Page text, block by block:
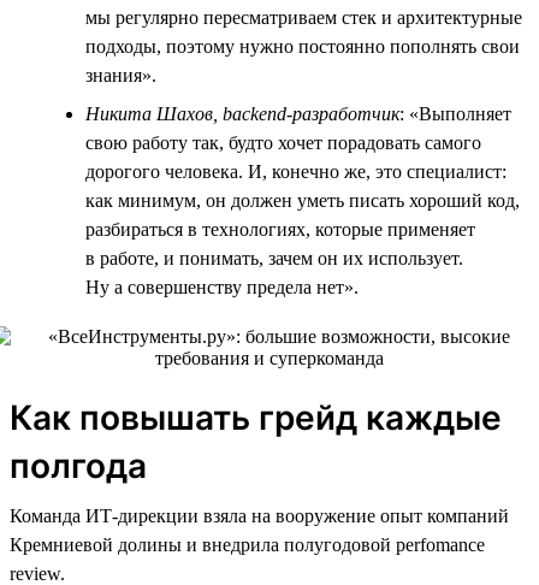
мы регулярно пересматриваем стек и архитектурные
подходы, поэтому нужно постоянно пополнять свои
знания».
Никита Шахов, backend-разработчик: «Выполняет
свою работу так, будто хочет порадовать самого
дорогого человека. И, конечно же, это специалист:
как минимум, он должен уметь писать хороший код,
разбираться в технологиях, которые применяет
в работе, и понимать, зачем он их использует.
Ну а совершенству предела нет».
Как повышать грейд каждые
полгода
Команда ИТ-дирекции взяла на вооружение опыт компаний
Кремниевой долины и внедрила полугодовой perfomance
review.